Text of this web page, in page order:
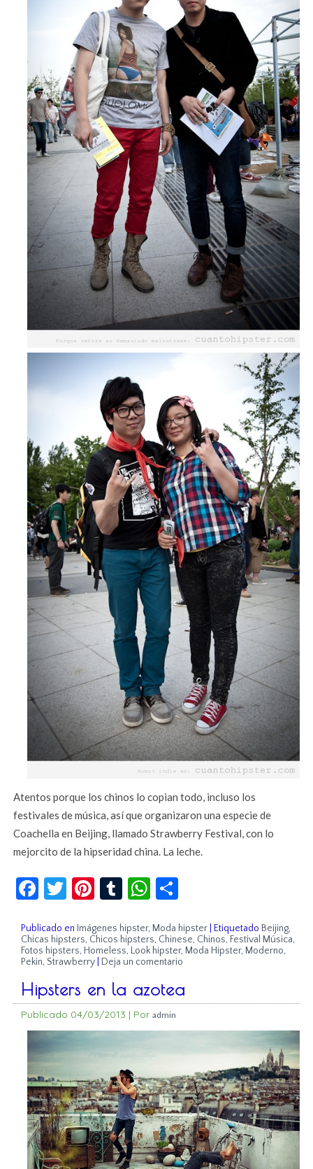
Atentos porque los chinos lo copian todo, incluso los
festivales de música, así que organizaron una especie de
Coachella en Beijing, llamado Strawberry Festival, con lo
mejorcito de la hipseridad china. La leche.
Facebook
Twitter
Pinterest
TumblrWhatsApp
Publicado en Imágenes hipster, Moda hipster Etiquetado Beijing,
Chicas hipsters, Chicos hipsters, Chinese, Chinos, Festival Música,
Fotos hipsters, Homeless, Look hipster, Moda Hipster, Moderno,
Pekin, Strawberry Deja un comentario
Hipsters en la azotea
Publicado 04/03/2013 | Por admin